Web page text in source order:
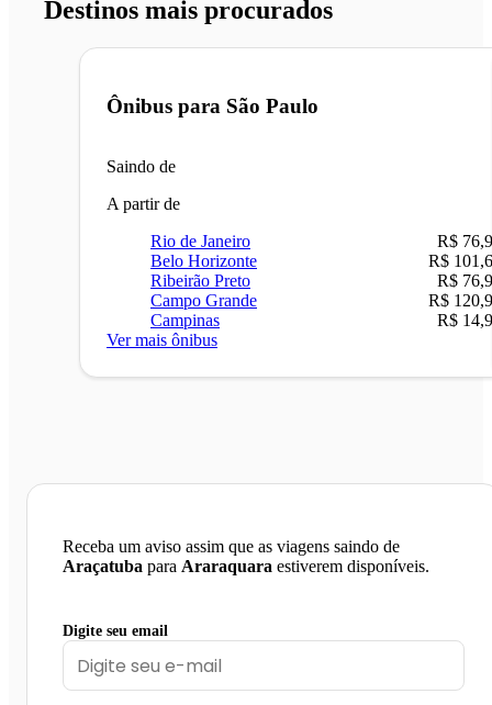
Destinos mais procurados
Ônibus para São Paulo
Saindo de
A partir de
Rio de Janeiro
R$
Belo Horizonte
R$
Ribeirão Preto
R$
Campo Grande
R$
Campinas
R$
Ver mais ônibus
Receba um aviso assim que as viagens saindo de
Araçatuba para Araraquara estiverem disponíveis.
Digite seu email